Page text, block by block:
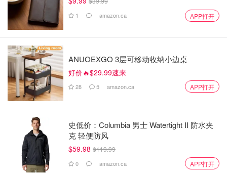
1 amazon.ca APP打开
ANUOEXGO 3层可移动收纳小边桌
好价🔥$29.99速来
28 5 amazon.ca APP打开
史低价：Columbia 男士 Watertight II 防水夹
克 轻便防风
$59.98 $119.99
0 amazon.ca APP打开